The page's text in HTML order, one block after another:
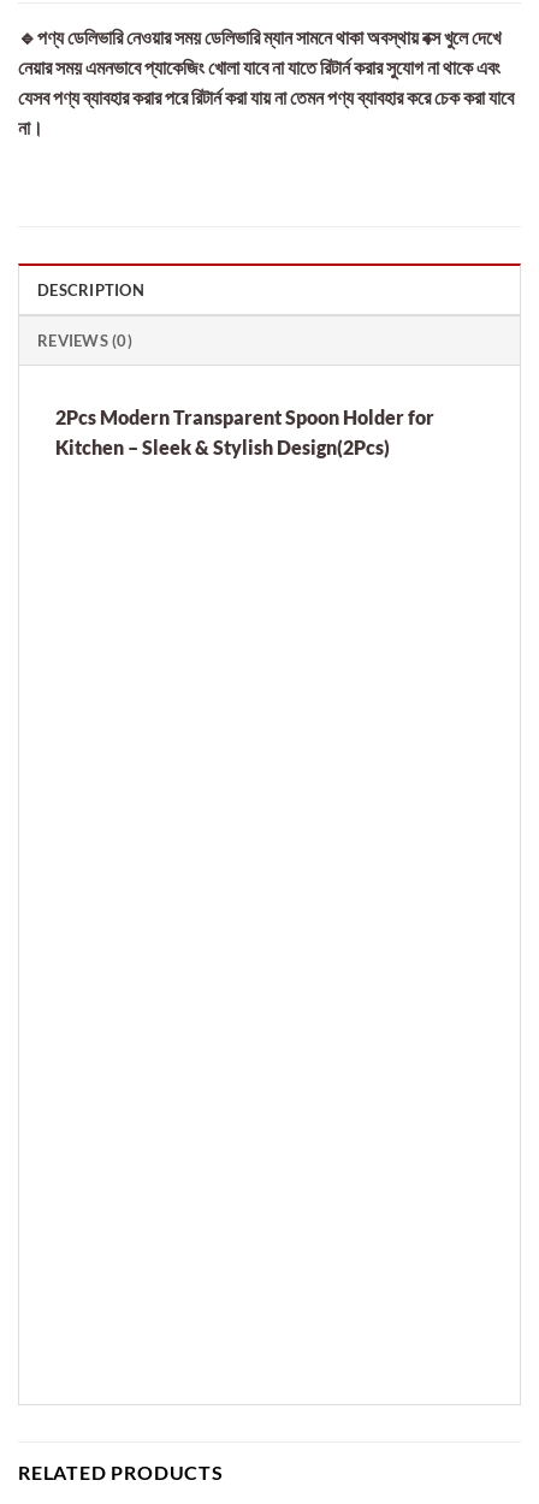
🔹পণ্য ডেলিভারি নেওয়ার সময় ডেলিভারি ম্যান সামনে থাকা অবস্থায় বক্স খুলে দেখে
নেয়ার সময় এমনভাবে প্যাকেজিং খোলা যাবে না যাতে রিটার্ন করার সুযোগ না থাকে এবং
যেসব পণ্য ব্যাবহার করার পরে রিটার্ন করা যায় না তেমন পণ্য ব্যাবহার করে চেক করা যাবে
না।
DESCRIPTION
REVIEWS (0)
2Pcs Modern Transparent Spoon Holder for
Kitchen – Sleek & Stylish Design(2Pcs)
RELATED PRODUCTS